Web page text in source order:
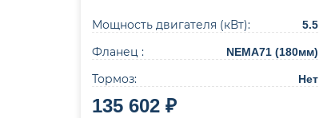
Мощность двигателя (кВт): 5.5
Фланец : NEMA71 (180мм)
Тормоз: Нет
135 602 ₽